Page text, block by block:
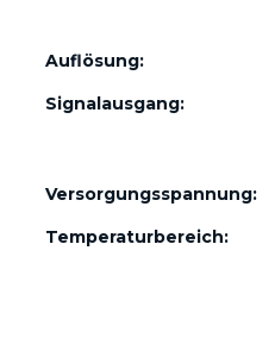
Auflösung:
Signalausgang:
Versorgungsspannung:
Temperaturbereich: